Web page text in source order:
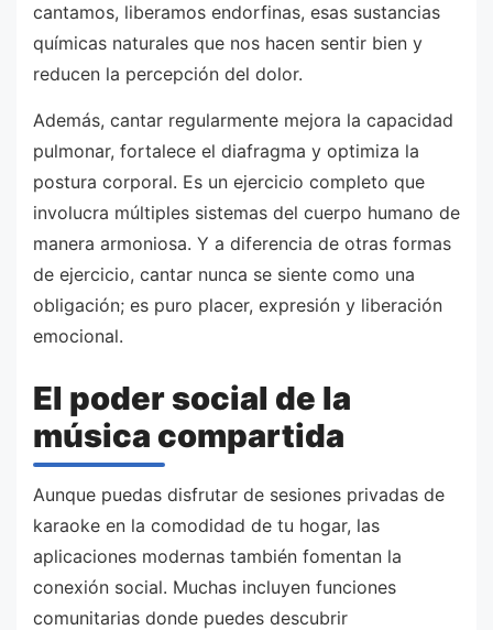
cantamos, liberamos endorfinas, esas sustancias
químicas naturales que nos hacen sentir bien y
reducen la percepción del dolor.
Además, cantar regularmente mejora la capacidad
pulmonar, fortalece el diafragma y optimiza la
postura corporal. Es un ejercicio completo que
involucra múltiples sistemas del cuerpo humano de
manera armoniosa. Y a diferencia de otras formas
de ejercicio, cantar nunca se siente como una
obligación; es puro placer, expresión y liberación
emocional.
El poder social de la
música compartida
Aunque puedas disfrutar de sesiones privadas de
karaoke en la comodidad de tu hogar, las
aplicaciones modernas también fomentan la
conexión social. Muchas incluyen funciones
comunitarias donde puedes descubrir